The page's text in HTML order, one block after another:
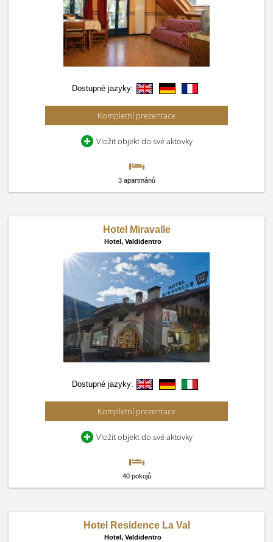
Dostupné jazyky:
Kompletní prezentace
Vložit objekt do své aktovky
3 apartmánů
Hotel Miravalle
Hotel, Valdidentro
Dostupné jazyky:
Kompletní prezentace
Vložit objekt do své aktovky
40 pokojů
Hotel Residence La Val
Hotel, Valdidentro